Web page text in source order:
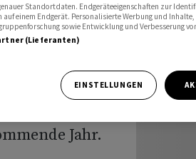
Der Dax
vorgesehene
Jahr.
Standortdaten. Endgeräteeigenschaften zur
einem Endgerät. Personalisierte Werbung und
sowie Entwicklung und Verbesserung
(Lieferanten)
EINSTELLUNGEN